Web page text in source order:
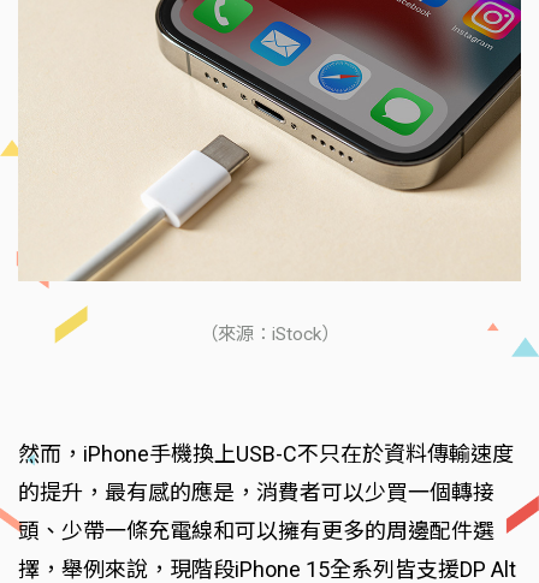
（來源：iStock）
然而，iPhone手機換上USB-C不只在於資料傳輸速度
的提升，最有感的應是，消費者可以少買一個轉接
頭、少帶一條充電線和可以擁有更多的周邊配件選
擇，舉例來說，現階段iPhone 15全系列皆支援DP Alt